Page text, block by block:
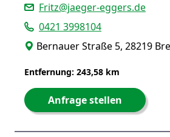
Fritz@jaeger-eggers.de
0421 3998104
Bernauer Straße 5, 28219
Entfernung: 243,58 km
Anfrage stellen